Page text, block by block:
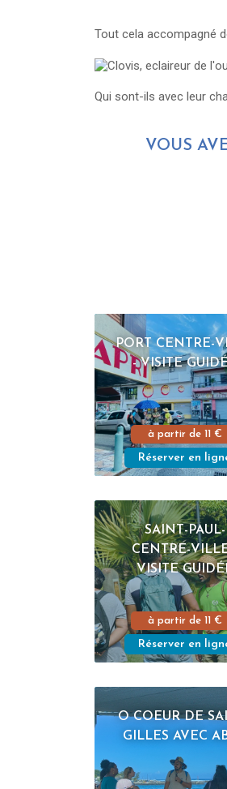
Tout cela accompagné
Qui sont-ils avec leur
VOUS
PORT CENTRE-
- VISITE
à partir de 11 €
Réserver en
SAINT-PAUL-
CENTRE-
VISITE
à partir de 11 €
Réserver en
O COEUR DE
GILLES AVEC